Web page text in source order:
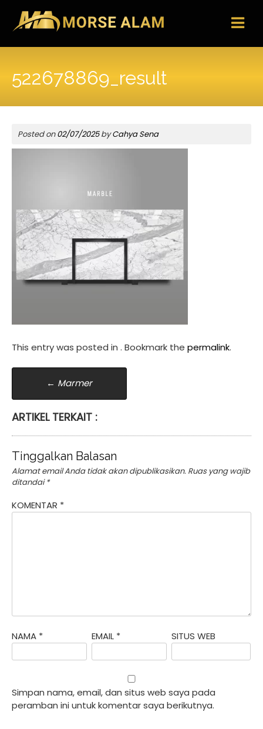
content
522678869_result
Posted on02/07/2025byCahya Sena
This entry was posted in . Bookmark the permalink.
Post
navigation
← Marmer
ARTIKEL TERKAIT :
Tinggalkan Balasan
Alamat email Anda tidak akan dipublikasikan. Ruas yang wajib
ditandai*
KOMENTAR *
NAMA * EMAIL * SITUS WEB
Simpan nama, email, dan situs web saya pada
peramban ini untuk komentar saya berikutnya.